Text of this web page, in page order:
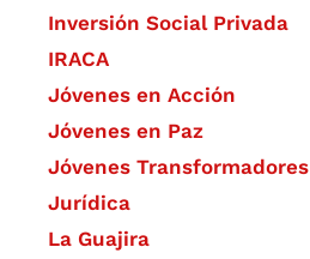
Inversión Social Privada
IRACA
Jóvenes en Acción
Jóvenes en Paz
Jóvenes Transformadores
Jurídica
La Guajira